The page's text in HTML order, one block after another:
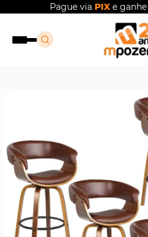
Pague via PIXe ganhe